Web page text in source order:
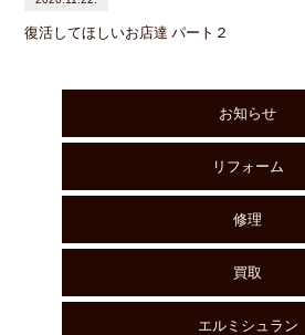
復活してほしいお店達 パート２
お知らせ
リフォーム
修理
買取
エルミシュラン